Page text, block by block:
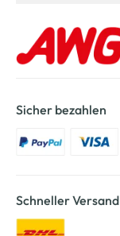
Sicher bezahlen
Schneller Versand